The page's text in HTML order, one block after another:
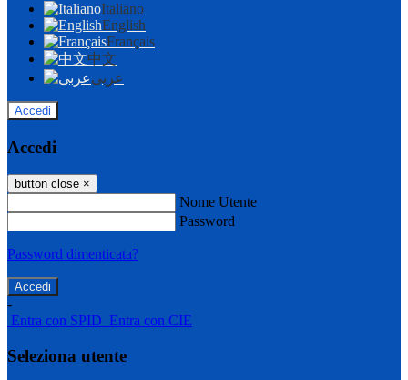
Italiano
English
Français
中文
عربى
Accedi
Accedi
button close ×
Nome Utente
Password
Password dimenticata?
-
Entra con SPID Entra con CIE
Seleziona utente